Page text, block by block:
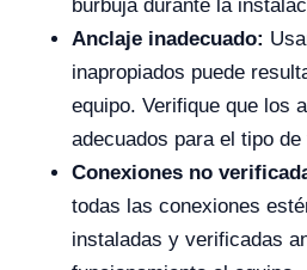
burbuja durante la
Anclaje inadecuado:
inapropiados puede
equipo. Verifique que los
adecuados para el tipo de
Conexiones no
todas las conexiones
instaladas y verificadas